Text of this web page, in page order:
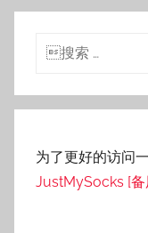
搜
为了更好的访问
JustMySocks [